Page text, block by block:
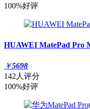
100%好评
HUAWEI MatePad Pro
￥5698
142人评分
100%好评